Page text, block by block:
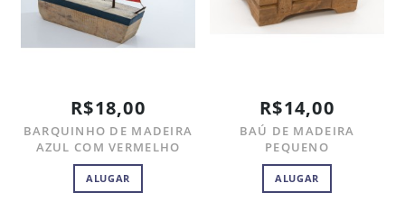
R$18,00
BARQUINHO DE MADEIRA
AZUL COM VERMELHO
ALUGAR
R$14,00
BAÚ DE MADEIRA
PEQUENO
ALUGAR